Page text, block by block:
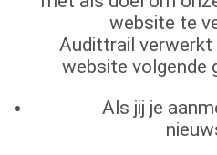
website te
Audittrail verwerkt
website volgende
Als jij je